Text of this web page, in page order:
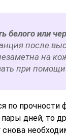
или
после
на
при
по
дней, то